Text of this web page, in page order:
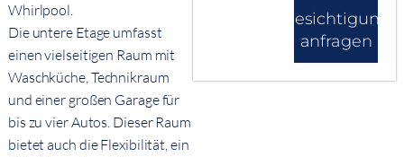
Whirlpool.
Die untere Etage umfasst
einen vielseitigen Raum mit
Waschküche, Technikraum
und einer großen Garage für
bis zu vier Autos. Dieser Raum
bietet auch die Flexibilität, ein
Besichtigung
anfragen